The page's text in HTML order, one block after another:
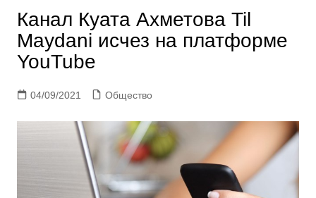
Канал Куата Ахметова Til
Maydani исчез на платформе
YouTube
04/09/2021 Общество